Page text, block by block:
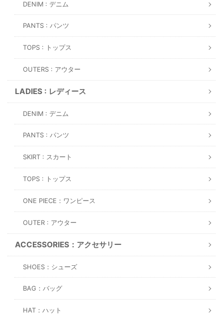
DENIM : デニム
PANTS : パンツ
TOPS : トップス
OUTERS : アウター
LADIES : レディース
DENIM : デニム
PANTS : パンツ
SKIRT : スカート
TOPS : トップス
ONE PIECE：ワンピース
OUTER : アウター
ACCESSORIES：アクセサリー
SHOES：シューズ
BAG：バッグ
HAT：ハット